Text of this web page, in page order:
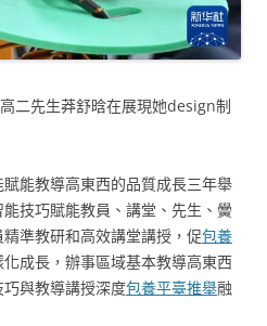
二先生莽舒晗在展現她design制
能教導高東西的品質成長三年舉
技巧賦能教員、講堂、先生、黌
準教研和高效講堂講授，促包養
化成長，辦事區域基本教導高東西
與教導講授深度包養平臺推舉融